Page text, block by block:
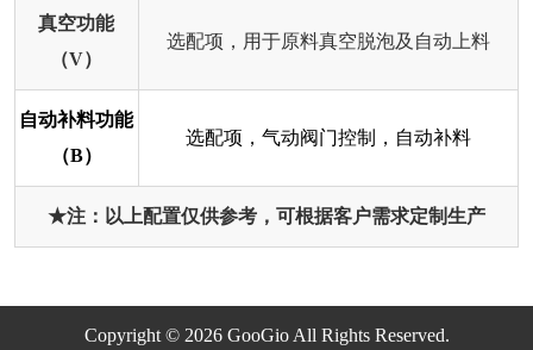
真空功能
（V）
选配项，用于原料真空脱泡及自动上料
自动补料功能
（B）
选配项，气动阀门控制，自动补料
★注：以上配置仅供参考，可根据客户需求定制生产
Copyright © 2026 GooGio All Rights Reserved.